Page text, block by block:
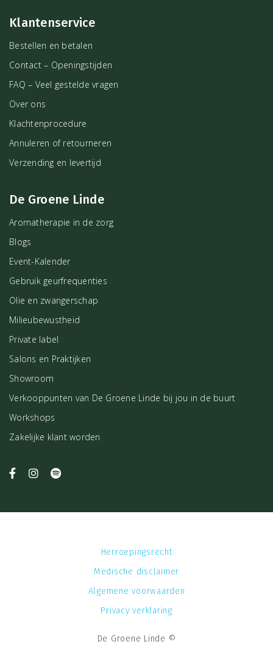
Klantenservice
Bestellen en betalen
Contact – Openingstijden
FAQ – Veel gestelde vragen
Over ons
Klachtenprocedure
Annuleren of retourneren
Verzending en levertijd
De Groene Linde
Aromatherapie in de zorg
Blogs
Event-Kalender
Gebruik geurfrequenties
Olie en zwangerschap
Milieubewustheid
Private label
Salons en Praktijken
Showroom
Verkooppunten van De Groene Linde bij jou in de buurt
Workshops
Zakelijke klant worden
De Groene Linde ©
Herroepingsrecht
Medische disclaimer
Algemene voorwaarden
Privacy verklaring